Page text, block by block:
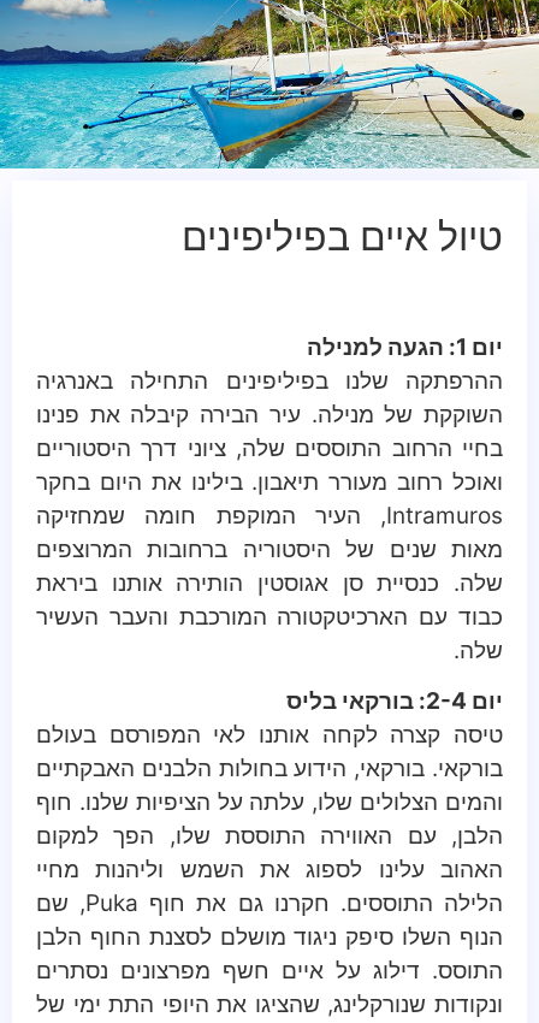
טיול איים בפיליפינים
יום 1: הגעה למנילה
ההרפתקה שלנו בפיליפינים התחילה באנרגיה
השוקקת של מנילה. עיר הבירה קיבלה את פנינו
בחיי הרחוב התוססים שלה, ציוני דרך היסטוריים
ואוכל רחוב מעורר תיאבון. בילינו את היום בחקר
Intramuros, העיר המוקפת חומה שמחזיקה
מאות שנים של היסטוריה ברחובות המרוצפים
שלה. כנסיית סן אגוסטין הותירה אותנו ביראת
כבוד עם הארכיטקטורה המורכבת והעבר העשיר
שלה.
יום 2-4: בורקאי בליס
טיסה קצרה לקחה אותנו לאי המפורסם בעולם
בורקאי. בורקאי, הידוע בחולות הלבנים האבקתיים
והמים הצלולים שלו, עלתה על הציפיות שלנו. חוף
הלבן, עם האווירה התוססת שלו, הפך למקום
האהוב עלינו לספוג את השמש וליהנות מחיי
הלילה התוססים. חקרנו גם את חוף Puka, שם
הנוף השלו סיפק ניגוד מושלם לסצנת החוף הלבן
התוסס. דילוג על איים חשף מפרצונים נסתרים
ונקודות שנורקלינג, שהציגו את היופי התת ימי של